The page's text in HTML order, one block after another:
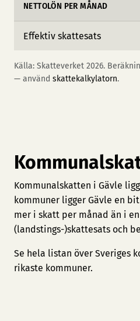
NETTOLÖN PER MÅNAD
Effektiv skattesats
Källa: Skatteverket 2026.
— använd skattekalkylatorn.
Kommunalskatten i Gävle
kommuner ligger Gävle en
mer i skatt per månad än i
(landstings-)skattesats och
Se hela listan över Sveriges
rikaste kommuner.